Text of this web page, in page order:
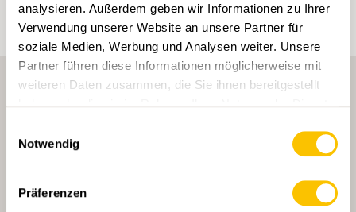
analysieren. Außerdem geben wir Informationen zu Ihrer
Verwendung unserer Website an unsere Partner für
soziale Medien, Werbung und Analysen weiter. Unsere
Partner führen diese Informationen möglicherweise mit
weiteren Daten zusammen, die Sie ihnen bereitgestellt
Notwendig
Präferenzen